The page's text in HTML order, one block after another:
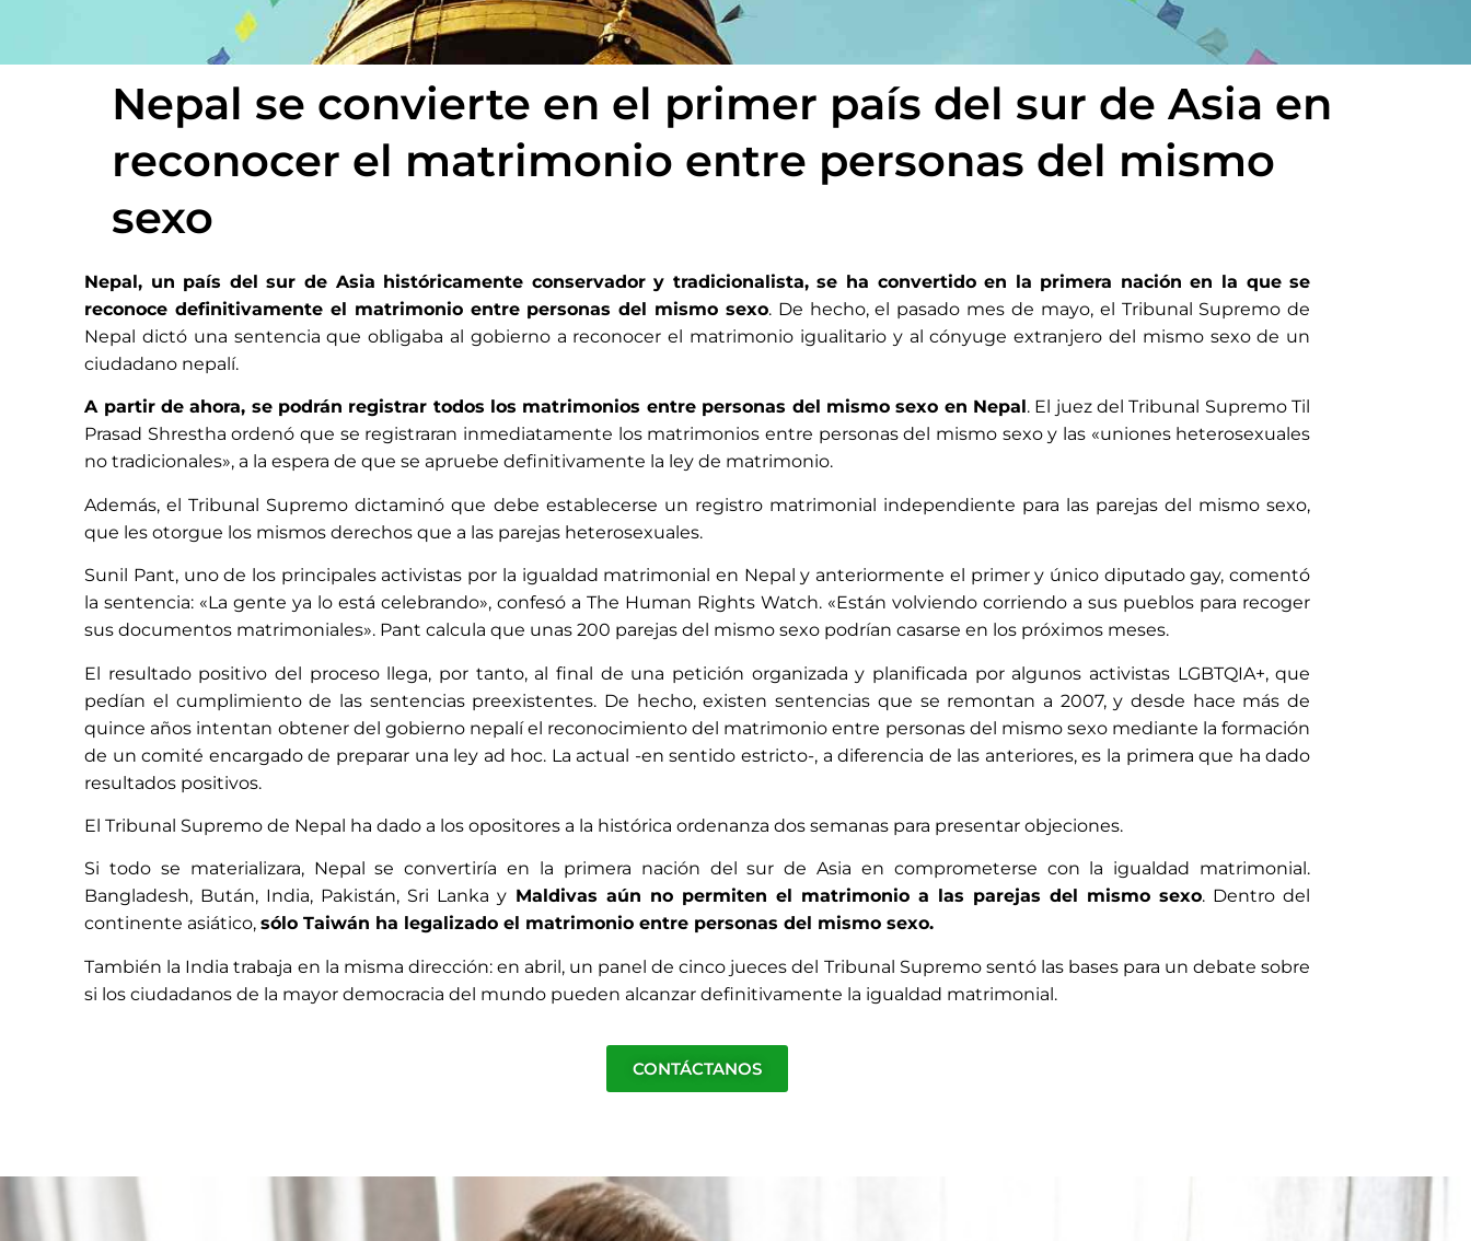
Nepal se convierte en el primer país del sur de Asia en
reconocer el matrimonio entre personas del mismo
sexo
Nepal, un país del sur de Asia históricamente conservador y tradicionalista, se ha convertido en la primera nación en la que se
reconoce definitivamente el matrimonio entre personas del mismo sexo. De hecho, el pasado mes de mayo, el Tribunal Supremo de
Nepal dictó una sentencia que obligaba al gobierno a reconocer el matrimonio igualitario y al cónyuge extranjero del mismo sexo de un
ciudadano nepalí.
A partir de ahora, se podrán registrar todos los matrimonios entre personas del mismo sexo en Nepal. El juez del Tribunal Supremo Til
Prasad Shrestha ordenó que se registraran inmediatamente los matrimonios entre personas del mismo sexo y las «uniones heterosexuales
no tradicionales», a la espera de que se apruebe definitivamente la ley de matrimonio.
Además, el Tribunal Supremo dictaminó que debe establecerse un registro matrimonial independiente para las parejas del mismo sexo,
que les otorgue los mismos derechos que a las parejas heterosexuales.
Sunil Pant, uno de los principales activistas por la igualdad matrimonial en Nepal y anteriormente el primer y único diputado gay, comentó
la sentencia: «La gente ya lo está celebrando», confesó a The Human Rights Watch. «Están volviendo corriendo a sus pueblos para recoger
sus documentos matrimoniales». Pant calcula que unas 200 parejas del mismo sexo podrían casarse en los próximos meses.
El resultado positivo del proceso llega, por tanto, al final de una petición organizada y planificada por algunos activistas LGBTQIA+, que
pedían el cumplimiento de las sentencias preexistentes. De hecho, existen sentencias que se remontan a 2007, y desde hace más de
quince años intentan obtener del gobierno nepalí el reconocimiento del matrimonio entre personas del mismo sexo mediante la formación
de un comité encargado de preparar una ley ad hoc. La actual -en sentido estricto-, a diferencia de las anteriores, es la primera que ha dado
resultados positivos.
El Tribunal Supremo de Nepal ha dado a los opositores a la histórica ordenanza dos semanas para presentar objeciones.
Si todo se materializara, Nepal se convertiría en la primera nación del sur de Asia en comprometerse con la igualdad matrimonial.
Bangladesh, Bután, India, Pakistán, Sri Lanka y Maldivas aún no permiten el matrimonio a las parejas del mismo sexo. Dentro del
continente asiático,sólo Taiwán ha legalizado el matrimonio entre personas del mismo sexo.
También la India trabaja en la misma dirección: en abril, un panel de cinco jueces del Tribunal Supremo sentó las bases para un debate sobre
si los ciudadanos de la mayor democracia del mundo pueden alcanzar definitivamente la igualdad matrimonial.
CONTÁCTANOS